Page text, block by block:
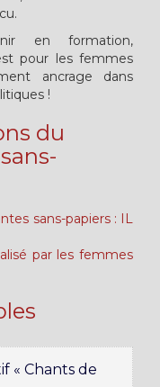
en formation,
pour les femmes
ancrage dans
!
du
sans-papiers : IL
par les femmes
« Chants de